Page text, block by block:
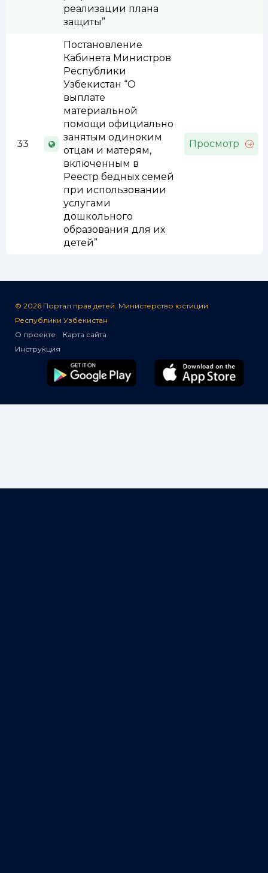
реализации плана
защиты”
33
Постановление
Кабинета Министров
Республики
Узбекистан “О
выплате
материальной
помощи официально
занятым одиноким
отцам и матерям,
включенным в
Реестр бедных семей
при использовании
услугами
дошкольного
образования для их
детей”
Просмотр
© 2026 Портал прав детей. Министерство юстиции
Республики Узбекистан
О проекте
Карта сайта
Инструкция